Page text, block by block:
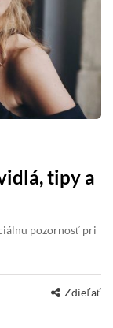
tipy a
pozornosť pri
Zdieľať